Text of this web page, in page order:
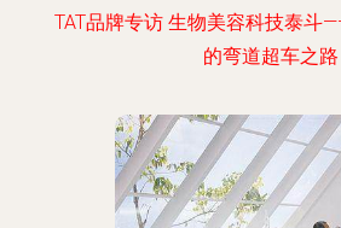
TAT品牌专访 生物美容科技泰斗
的弯道超车之路